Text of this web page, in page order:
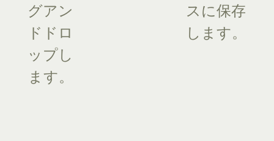
グアン
ドドロ
ップし
ます。
スに保存
します。